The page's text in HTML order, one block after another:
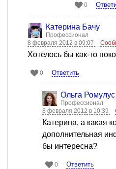
0
Катерина Бачу
Профессионал
8 февраля 2012 в 09:07
Хотелось бы как-то
0 Ответить
Ольга Ромулус
Профессионал
8 февраля 2012 в 10:39
Катерина, а какая
дополнительная
бы интересна?
0 Ответить